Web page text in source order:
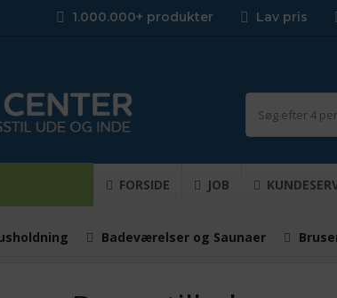
1.000.000+ produkter Lav pris
FORSIDE JOB
Badeværelser og Saunaer